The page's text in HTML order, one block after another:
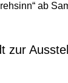
ab
zur